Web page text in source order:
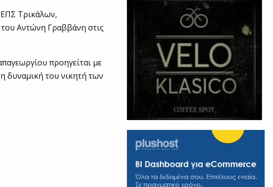
Τρικάλων,
του Αντώνη Γραββάνη στις
προηγείται με
δυναμική του νικητή των